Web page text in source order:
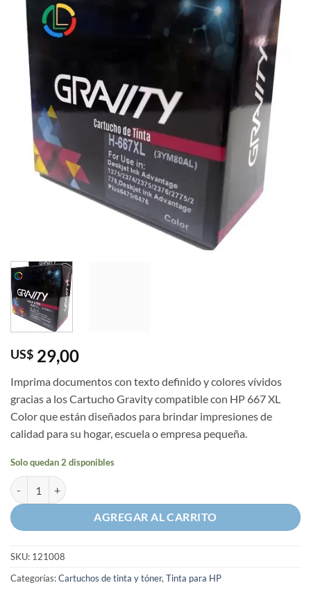
US$ 29,00
Imprima documentos con texto definido y colores vívidos
gracias a los Cartucho Gravity compatible con HP 667 XL
Color que están diseñados para brindar impresiones de
calidad para su hogar, escuela o empresa pequeña.
Solo quedan 2 disponibles
Cartucho de Tinta Gravity Compatible con HP 667XL Color cantidad
AGREGAR AL CARRITO
SKU: 121008
Categorías:Cartuchos de tinta y tóner,Tinta para HP